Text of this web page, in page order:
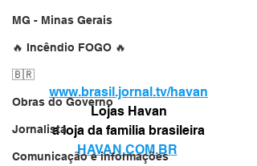
MG - Minas Gerais
🔥 Incêndio FOGO 🔥
🇧🇷
Obras do Governo
Jornalista
Comunicação e informações
www.brasil.jornal.tv/havan
Lojas Havan
a loja da familia brasileira
HAVAN.COM.BR